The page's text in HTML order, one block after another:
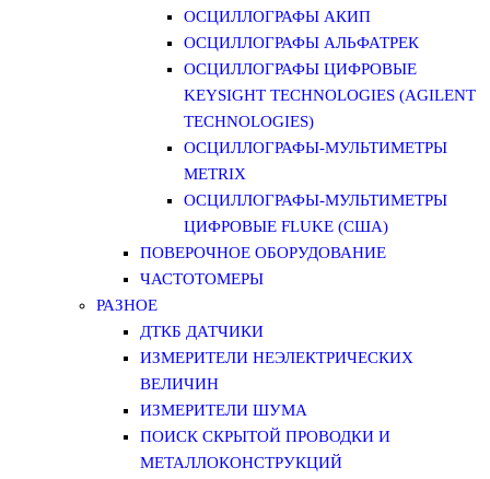
ОСЦИЛЛОГРАФЫ АКИП
ОСЦИЛЛОГРАФЫ АЛЬФАТРЕК
ОСЦИЛЛОГРАФЫ ЦИФРОВЫЕ
KEYSIGHT TECHNOLOGIES (AGILENT
TECHNOLOGIES)
ОСЦИЛЛОГРАФЫ-МУЛЬТИМЕТРЫ
METRIX
ОСЦИЛЛОГРАФЫ-МУЛЬТИМЕТРЫ
ЦИФРОВЫЕ FLUKE (США)
ПОВЕРОЧНОЕ ОБОРУДОВАНИЕ
ЧАСТОТОМЕРЫ
РАЗНОЕ
ДТКБ ДАТЧИКИ
ИЗМЕРИТЕЛИ НЕЭЛЕКТРИЧЕСКИХ
ВЕЛИЧИН
ИЗМЕРИТЕЛИ ШУМА
ПОИСК СКРЫТОЙ ПРОВОДКИ И
МЕТАЛЛОКОНСТРУКЦИЙ